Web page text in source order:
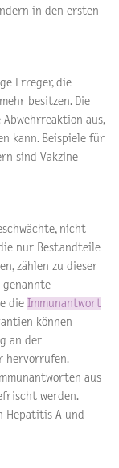
in den ersten
Erreger, die
besitzen. Die
aus,
kann. Beispiele für
sind Vakzine
nicht
nur Bestandteile
zählen zu dieser
genannte
die Immunantwort
können
an der
hervorrufen.
aus
werden.
Hepatitis A und